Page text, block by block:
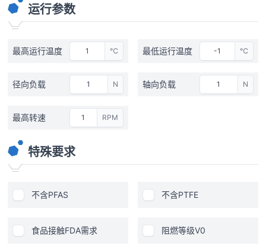
运行参数
最高运行温度 ℃ 最低运行温度 ℃
径向负载 N 轴向负载 N
最高转速 RPM
特殊要求
不含PFAS 不含PTFE
食品接触FDA需求 阻燃等级V0